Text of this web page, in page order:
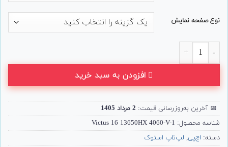
نوع صفحه نمایش
افزودن به سبد خرید
📅 آخرین به‌روزرسانی قیمت: 2 مرداد 1405
شناسه محصول: Victus 16 13650HX 4060-V-1
دسته: اچ‌پی, لپ‌تاپ استوک